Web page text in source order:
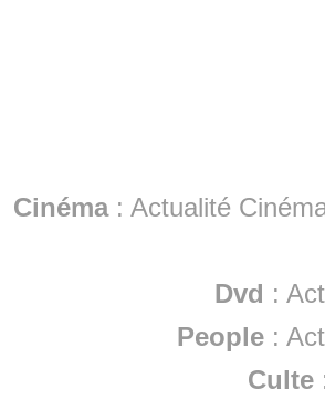
Cinéma: Actualité
Dvd :
People :
Culte